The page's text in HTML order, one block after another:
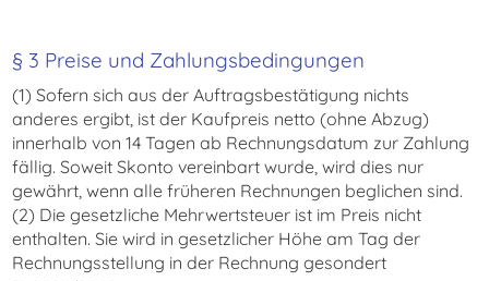
§ 3 Preise und Zahlungsbedingungen
(1) Sofern sich aus der Auftragsbestätigung nichts
anderes ergibt, ist der Kaufpreis netto (ohne Abzug)
innerhalb von 14 Tagen ab Rechnungsdatum zur Zahlung
fällig. Soweit Skonto vereinbart wurde, wird dies nur
gewährt, wenn alle früheren Rechnungen beglichen sind.
(2) Die gesetzliche Mehrwertsteuer ist im Preis nicht
enthalten. Sie wird in gesetzlicher Höhe am Tag der
Rechnungsstellung in der Rechnung gesondert